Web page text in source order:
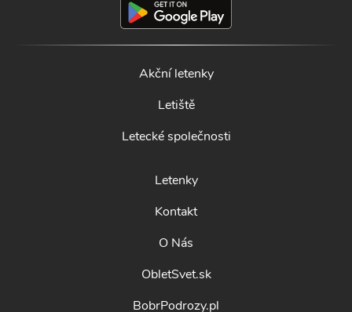
Akční letenky
Letiště
Letecké společnosti
Letenky
Kontakt
O Nás
ObletSvet.sk
BobrPodrozy.pl